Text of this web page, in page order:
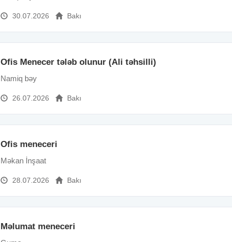
30.07.2026 Bakı
Ofis Menecer tələb olunur (Ali təhsilli)
Namiq bəy
26.07.2026 Bakı
Ofis meneceri
Məkan İnşaat
28.07.2026 Bakı
Məlumat meneceri